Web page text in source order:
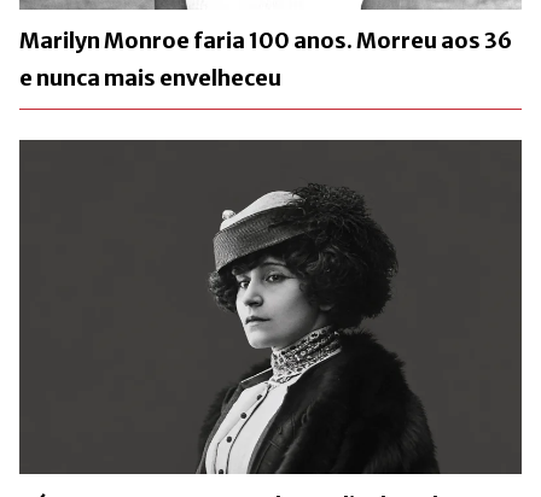
Marilyn Monroe faria 100 anos. Morreu aos 36
e nunca mais envelheceu